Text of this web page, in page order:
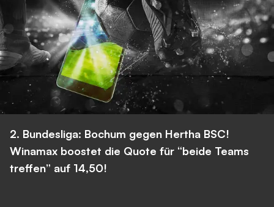
2. Bundesliga: Bochum gegen Hertha BSC!
Winamax boostet die Quote für “beide Teams
treffen” auf 14,50!